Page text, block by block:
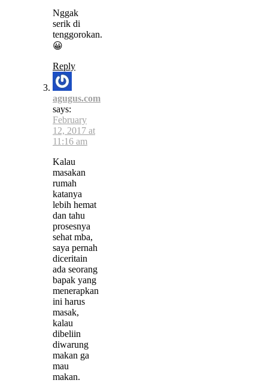
Nggak
serik di
tenggorokan.
😀
Reply
agugus.com
says:
February
12, 2017 at
11:16 am
Kalau
masakan
rumah
katanya
lebih hemat
dan tahu
prosesnya
sehat mba,
saya pernah
diceritain
ada seorang
bapak yang
menerapkan
ini harus
masak,
kalau
dibeliin
diwarung
makan ga
mau
makan.